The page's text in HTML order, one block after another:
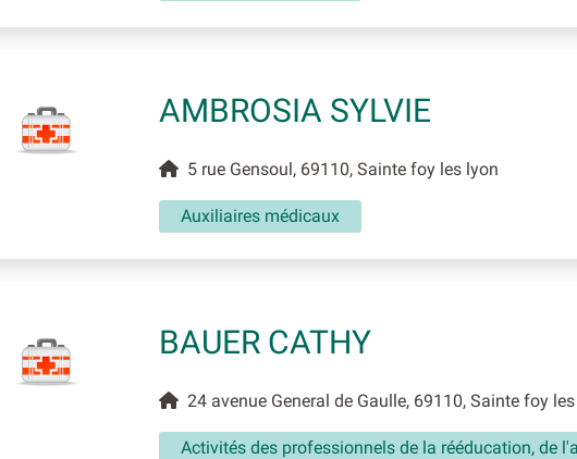
AMBROSIA SYLVIE
5 rue Gensoul, 69110, Sainte foy les lyon
Auxiliaires médicaux
BAUER CATHY
24 avenue General de Gaulle, 69110, Sainte foy
Activités des professionnels de la rééducation, de